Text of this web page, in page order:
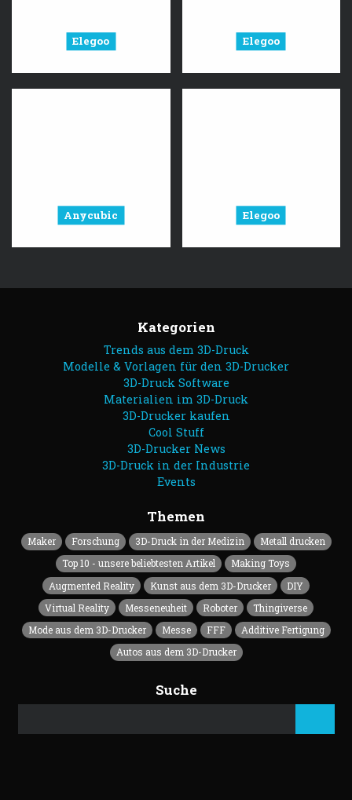
Elegoo Elegoo
Anycubic Elegoo
Kategorien
Trends aus dem 3D-Druck
Modelle & Vorlagen für den 3D-Drucker
3D-Druck Software
Materialien im 3D-Druck
3D-Drucker kaufen
Cool Stuff
3D-Drucker News
3D-Druck in der Industrie
Events
Themen
Maker Forschung 3D-Druck in der Medizin
Metall drucken
Top 10 - unsere beliebtesten Artikel
Making Toys
Augmented Reality
Kunst aus dem 3D-Drucker
DIY
Virtual Reality
Messeneuheit Roboter
Thingiverse
Mode aus dem 3D-Drucker
Messe FFF
Additive Fertigung
Autos aus dem 3D-Drucker
Suche